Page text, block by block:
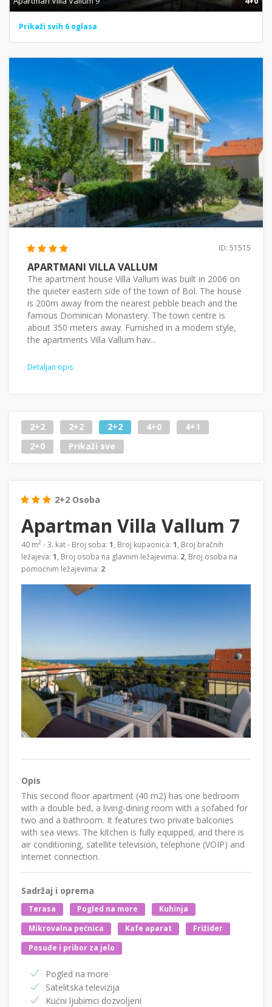
Prikaži svih 6 oglasa
ID: 51515
APARTMANI VILLA VALLUM
The apartment house Villa Vallum was built in 2006 on
the quieter eastern side of the town of Bol. The house
is 200m away from the nearest pebble beach and the
famous Dominican Monastery. The town centre is
about 350 meters away. Furnished in a modern style,
the apartments Villa Vallum hav...
Detaljan opis
2+2 2+2 2+2 4+0
4+1
2+0
Prikaži sve
2+2 Osoba
Apartman Villa Vallum 7
40 m2 - 3. kat - Broj soba: 1, Broj kupaonica: 1, Broj bračnih
ležajeva: 1, Broj osoba na glavnim ležajevima: 2, Broj osoba na
pomoćnim ležajevima: 2
Opis
This second floor apartment (40 m2) has one bedroom
with a double bed, a living-dining room with a sofabed for
two and a bathroom. It features two private balconies
with sea views. The kitchen is fully equipped, and there is
air conditioning, satellite television, telephone (VOIP) and
internet connection.
Sadržaj i oprema
Terasa Pogled na more
Kuhinja
Mikrovalna pećnica
Kafe aparat
Frižider
Posuđe i pribor za jelo
Pogled na more
Satelitska televizija
Kućni ljubimci dozvoljeni